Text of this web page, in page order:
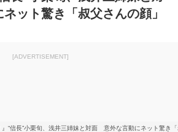
ット驚き「叔父さんの顔」
[ADVERTISEMENT]
』“信長”小栗旬、浅井三姉妹と対面 意外な言動にネット驚き